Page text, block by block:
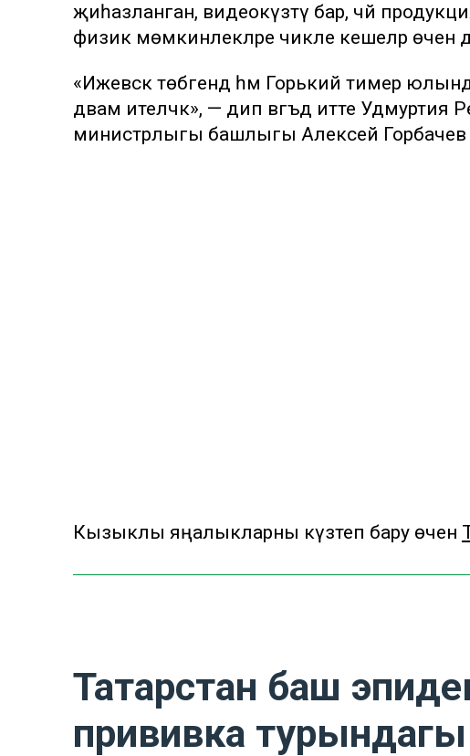
җиһазланган, видеокүзәтү бар, чәй
физик мөмкинлекләре чикле кешеләр өчен
«Ижевск төбәгендә һәм Горький тимер
дәвам ителәчәк», — дип вәгъдә итте
министрлыгы башлыгы Алексей Горбачев
Кызыклы яңалыкларны күзәтеп бару өчен
Татарстан баш
прививка